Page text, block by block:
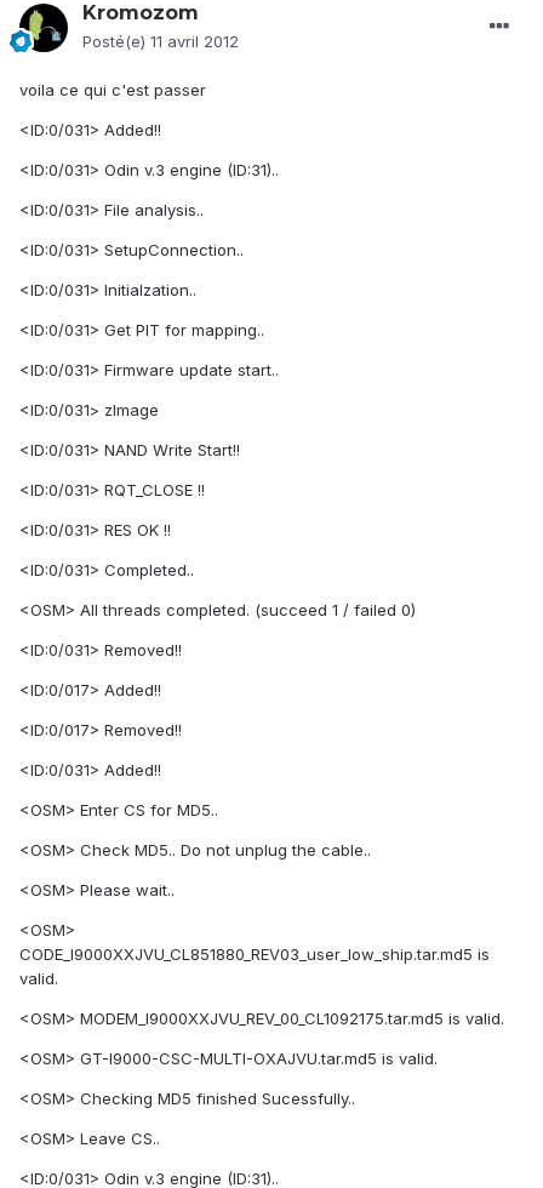
Kromozom
Posté(e) 11 avril 2012
voila ce qui c'est passer
<ID:0/031> Added!!
<ID:0/031> Odin v.3 engine (ID:31)..
<ID:0/031> File analysis..
<ID:0/031> SetupConnection..
<ID:0/031> Initialzation..
<ID:0/031> Get PIT for mapping..
<ID:0/031> Firmware update start..
<ID:0/031> zImage
<ID:0/031> NAND Write Start!!
<ID:0/031> RQT_CLOSE !!
<ID:0/031> RES OK !!
<ID:0/031> Completed..
<OSM> All threads completed. (succeed 1 / failed 0)
<ID:0/031> Removed!!
<ID:0/017> Added!!
<ID:0/017> Removed!!
<ID:0/031> Added!!
<OSM> Enter CS for MD5..
<OSM> Check MD5.. Do not unplug the cable..
<OSM> Please wait..
<OSM>
CODE_I9000XXJVU_CL851880_REV03_user_low_ship.tar.md5 is
valid.
<OSM> MODEM_I9000XXJVU_REV_00_CL1092175.tar.md5 is valid.
<OSM> GT-I9000-CSC-MULTI-OXAJVU.tar.md5 is valid.
<OSM> Checking MD5 finished Sucessfully..
<OSM> Leave CS..
<ID:0/031> Odin v.3 engine (ID:31)..